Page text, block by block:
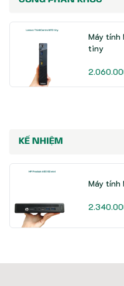
Máy tính
tiny
KẾ NHIỆM
Máy tính